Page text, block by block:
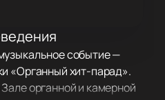
событие —
«Органный хит-парад».
органной и камерной